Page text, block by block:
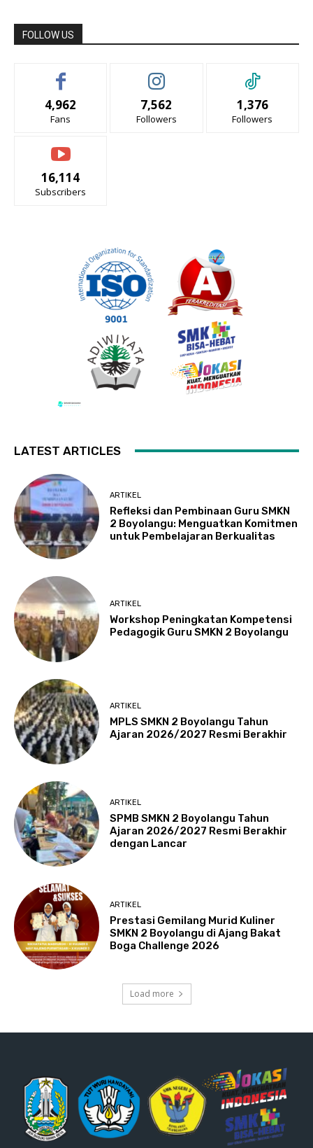
FOLLOW US
4,962
Fans
7,562
Followers
1,376
Followers
16,114
Subscribers
LATEST ARTICLES
ARTIKEL
Refleksi dan Pembinaan Guru SMKN
2 Boyolangu: Menguatkan Komitmen
untuk Pembelajaran Berkualitas
ARTIKEL
Workshop Peningkatan Kompetensi
Pedagogik Guru SMKN 2 Boyolangu
ARTIKEL
MPLS SMKN 2 Boyolangu Tahun
Ajaran 2026/2027 Resmi Berakhir
ARTIKEL
SPMB SMKN 2 Boyolangu Tahun
Ajaran 2026/2027 Resmi Berakhir
dengan Lancar
ARTIKEL
Prestasi Gemilang Murid Kuliner
SMKN 2 Boyolangu di Ajang Bakat
Boga Challenge 2026
Load more